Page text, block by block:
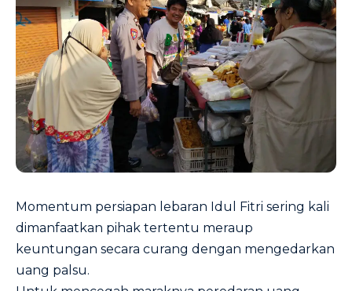
Momentum persiapan lebaran Idul Fitri sering kali
dimanfaatkan pihak tertentu meraup
keuntungan secara curang dengan mengedarkan
uang palsu.